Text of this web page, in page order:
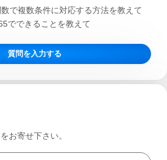
で複数条件に対応する方法を教えて
でできることを教えて
質問を入力する
お寄せ下さい。